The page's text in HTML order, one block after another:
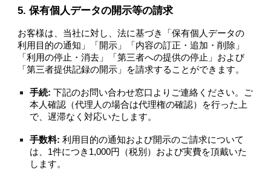
5. 保有個人データの開示等の請求
お客様は、当社に対し、法に基づき「保有個人データの
利用目的の通知」「開示」「内容の訂正・追加・削除」
「利用の停止・消去」「第三者への提供の停止」および
「第三者提供記録の開示」を請求することができます。
手続: 下記のお問い合わせ窓口よりご連絡ください。ご
本人確認（代理人の場合は代理権の確認）を行った上
で、遅滞なく対応いたします。
手数料: 利用目的の通知および開示のご請求について
は、1件につき1,000円（税別）および実費を頂戴いた
します。